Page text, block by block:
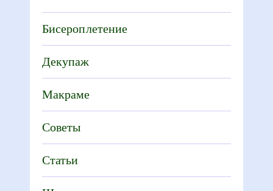
Бисероплетение
Декупаж
Макраме
Советы
Статьи